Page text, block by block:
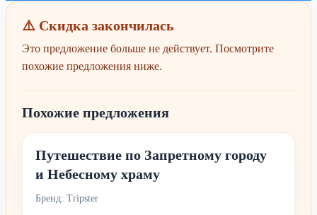
⚠️ Скидка закончилась
Это предложение больше не действует. Посмотрите
похожие предложения ниже.
Похожие предложения
Путешествие по Запретному городу
и Небесному храму
Бренд: Tripster